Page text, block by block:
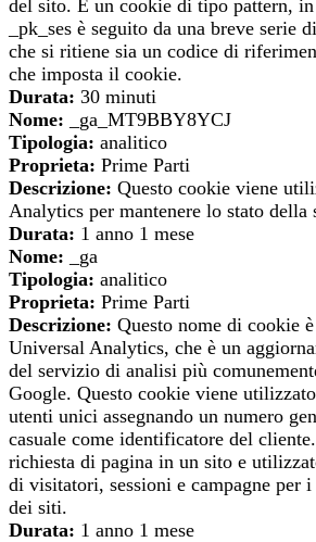
del sito. È un cookie di tipo pattern,
_pk_ses è seguito da una breve serie
che si ritiene sia un codice di
che imposta il cookie.
Durata: 30 minuti
Nome: _ga_MT9BBY8YCJ
Tipologia: analitico
Proprieta: Prime Parti
Descrizione: Questo cookie viene
Analytics per mantenere lo stato della
Durata: 1 anno 1 mese
Nome: _ga
Tipologia: analitico
Proprieta: Prime Parti
Descrizione: Questo nome di cookie
Universal Analytics, che è un
del servizio di analisi più
Google. Questo cookie viene
utenti unici assegnando un numero
casuale come identificatore del
richiesta di pagina in un sito e
di visitatori, sessioni e campagne per
dei siti.
Durata: 1 anno 1 mese